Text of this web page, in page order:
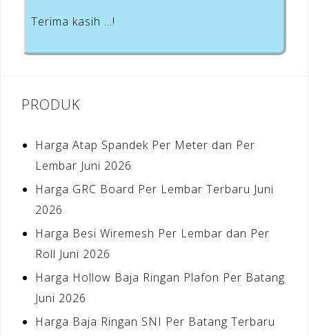
Terima kasih …!
PRODUK
Harga Atap Spandek Per Meter dan Per
Lembar Juni 2026
Harga GRC Board Per Lembar Terbaru Juni
2026
Harga Besi Wiremesh Per Lembar dan Per
Roll Juni 2026
Harga Hollow Baja Ringan Plafon Per Batang
Juni 2026
Harga Baja Ringan SNI Per Batang Terbaru